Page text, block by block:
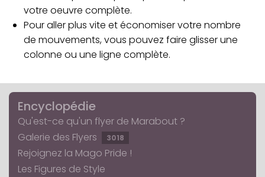
votre oeuvre complète.
Pour aller plus vite et économiser votre nombre
de mouvements, vous pouvez faire glisser une
colonne ou une ligne complète.
Encyclopédie
Qu'est-ce qu'un flyer de Marabout ?
Galerie des Flyers
3018
Rejoignez la Mago Pride !
Les Figures de Style